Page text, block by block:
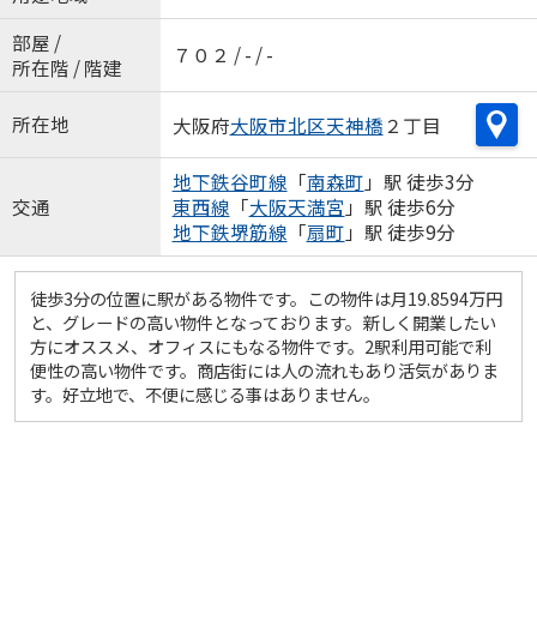
部屋 /
所在階 / 階建
７０２ / - / -
所在地 大阪府大阪市北区天神橋 ２丁目
交通
地下鉄谷町線 「南森町 」駅 徒歩3分
東西線 「大阪天満宮 」駅 徒歩6分
地下鉄堺筋線 「扇町 」駅 徒歩9分
徒歩3分の位置に駅がある物件です。この物件は月19.8594万円
と、グレードの高い物件となっております。新しく開業したい
方にオススメ、オフィスにもなる物件です。2駅利用可能で利
便性の高い物件です。商店街には人の流れもあり活気がありま
す。好立地で、不便に感じる事はありません。